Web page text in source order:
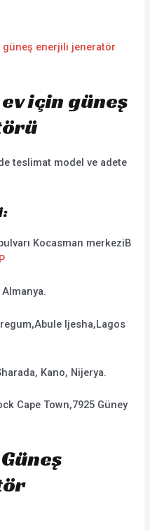
güneş enerjili jeneratör
ev için güneş
teslimat model ve adete
Kocasman merkeziB
ljesha,Lagos
Kano, Nijerya.
Cape Town,7925 Güney